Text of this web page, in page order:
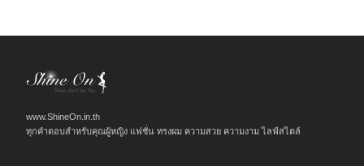
www.ShineOn.in.th
ทุกคำตอบสำหรับคุณผู้หญิง แฟชั่น ทรงผม ความสวย ความงาม ไลฟ์สไตล์